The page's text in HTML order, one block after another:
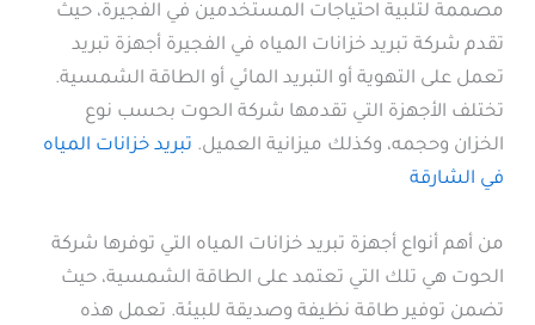
مصممة لتلبية احتياجات المستخدمين في الفجيرة، حيث
تقدم شركة تبريد خزانات المياه في الفجيرة أجهزة تبريد
تعمل على التهوية أو التبريد المائي أو الطاقة الشمسية.
تختلف الأجهزة التي تقدمها شركة الحوت بحسب نوع
الخزان وحجمه، وكذلك ميزانية العميل. تبريد خزانات المياه
في الشارقة
من أهم أنواع أجهزة تبريد خزانات المياه التي توفرها شركة
الحوت هي تلك التي تعتمد على الطاقة الشمسية، حيث
تضمن توفير طاقة نظيفة وصديقة للبيئة. تعمل هذه